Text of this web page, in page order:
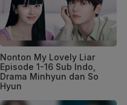
Nonton My Lovely Liar
Episode 1-16 Sub Indo,
Drama Minhyun dan So
Hyun